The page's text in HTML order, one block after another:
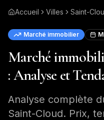
Accueil Villes Saint-
Marché immobilier
Marché
: Analyse et
Analyse complète
Saint-Cloud. Prix,